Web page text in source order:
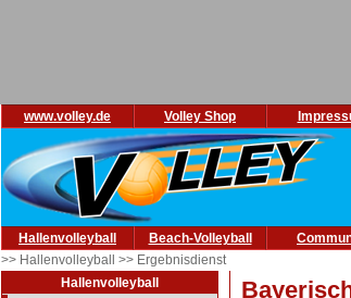
www.volley.de Volley Shop
Hallenvolleyball Beach-Volleyball
>> Hallenvolleyball >> Ergebnisdienst
Hallenvolleyball